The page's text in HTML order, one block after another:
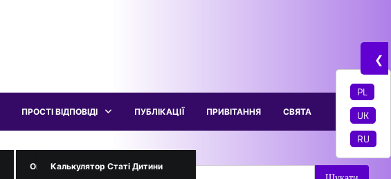
ПРОСТІ ВІДПОВІДІ
Онлайн Інструменти
Калькулятор Статі Дитини
ПУБЛІКАЦІЇ ПРИВІТАННЯ СВЯТА
Пошук:
❮
PL
UK
RU